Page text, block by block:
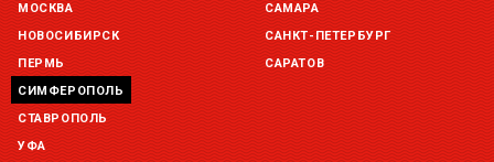
МОСКВА
НОВОСИБИРСК
ПЕРМЬ
САМАРА
САНКТ-ПЕТЕРБУРГ
САРАТОВ
СИМФЕРОПОЛЬ
СТАВРОПОЛЬ
УФА